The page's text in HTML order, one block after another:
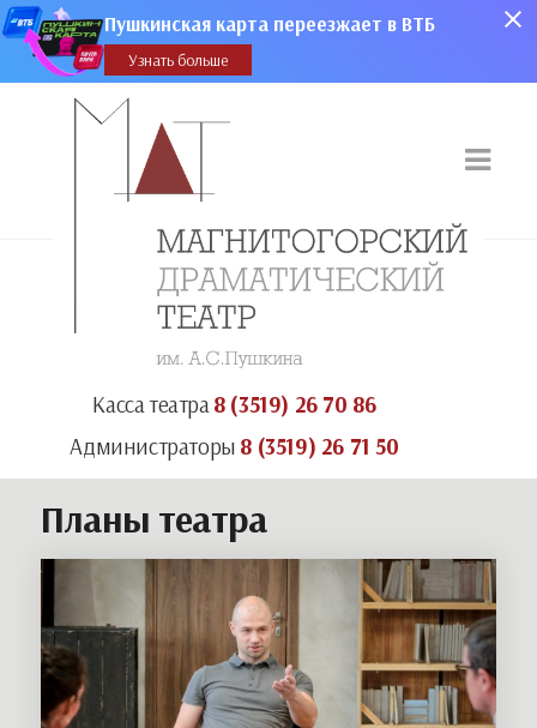
Пушкинская карта переезжает в ВТБ
Узнать больше
Касса театра8 (3519) 26 70 86
Администраторы 8 (3519) 26 71 50
Планы театра